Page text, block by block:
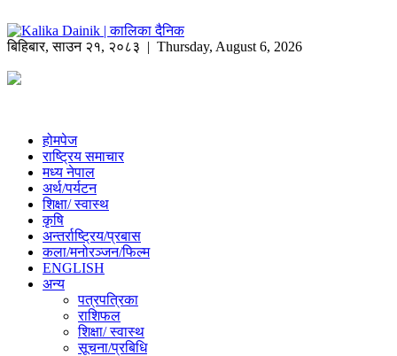
बिहिबार,साउन २१, २०८३ | Thursday, August 6, 2026
होमपेज
राष्ट्रिय समाचार
मध्य नेपाल
अर्थ/पर्यटन
शिक्षा/ स्वास्थ
कृषि
अन्तर्राष्ट्रिय/प्रबास
कला/मनोरञ्जन/फिल्म
ENGLISH
अन्य
पत्रपत्रिका
राशिफल
शिक्षा/ स्वास्थ
सूचना/प्रबिधि